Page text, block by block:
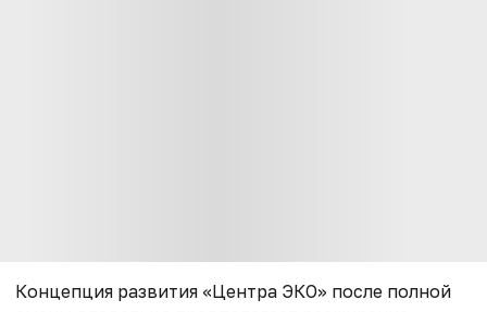
Концепция развития «Центра ЭКО» после полной